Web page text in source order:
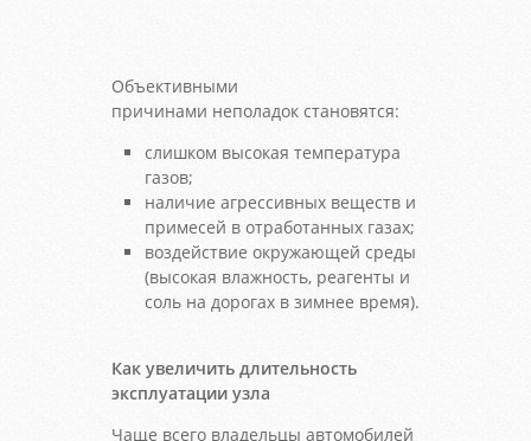
Объективными
причинами неполадок становятся:
слишком высокая температура
газов;
наличие агрессивных веществ и
примесей в отработанных газах;
воздействие окружающей среды
(высокая влажность, реагенты и
соль на дорогах в зимнее время).
Как увеличить длительность
эксплуатации узла
Чаще всего владельцы автомобилей